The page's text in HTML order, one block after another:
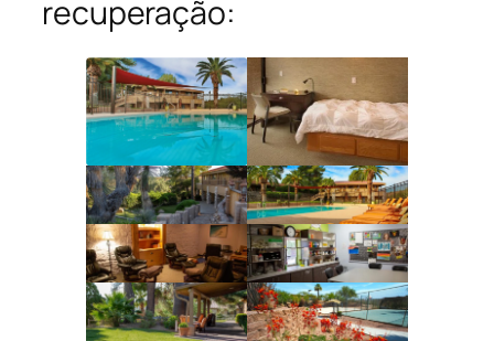
recuperação: